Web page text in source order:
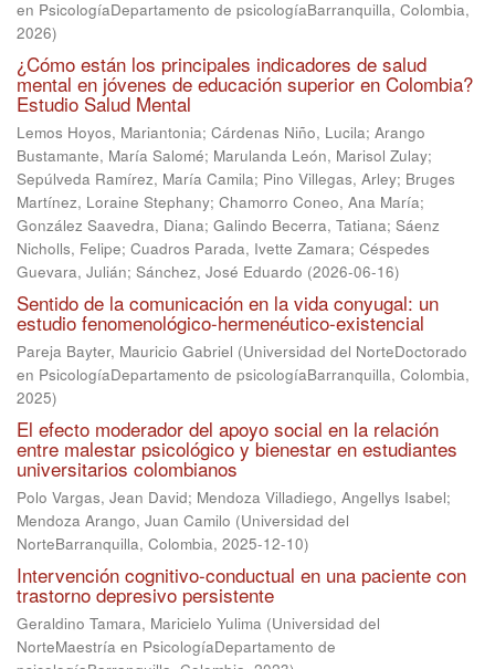
en PsicologíaDepartamento de psicologíaBarranquilla, Colombia,
2026)
¿Cómo están los principales indicadores de salud
mental en jóvenes de educación superior en Colombia?
Estudio Salud Mental
Lemos Hoyos, Mariantonia; Cárdenas Niño, Lucila; Arango
Bustamante, María Salomé; Marulanda León, Marisol Zulay;
Sepúlveda Ramírez, María Camila; Pino Villegas, Arley; Bruges
Martínez, Loraine Stephany; Chamorro Coneo, Ana María;
González Saavedra, Diana; Galindo Becerra, Tatiana; Sáenz
Nicholls, Felipe; Cuadros Parada, Ivette Zamara; Céspedes
Guevara, Julián; Sánchez, José Eduardo (2026-06-16)
Sentido de la comunicación en la vida conyugal: un
estudio fenomenológico-hermenéutico-existencial
Pareja Bayter, Mauricio Gabriel (Universidad del NorteDoctorado
en PsicologíaDepartamento de psicologíaBarranquilla, Colombia,
2025)
El efecto moderador del apoyo social en la relación
entre malestar psicológico y bienestar en estudiantes
universitarios colombianos
Polo Vargas, Jean David; Mendoza Villadiego, Angellys Isabel;
Mendoza Arango, Juan Camilo (Universidad del
NorteBarranquilla, Colombia, 2025-12-10)
Intervención cognitivo-conductual en una paciente con
trastorno depresivo persistente
Geraldino Tamara, Maricielo Yulima (Universidad del
NorteMaestría en PsicologíaDepartamento de